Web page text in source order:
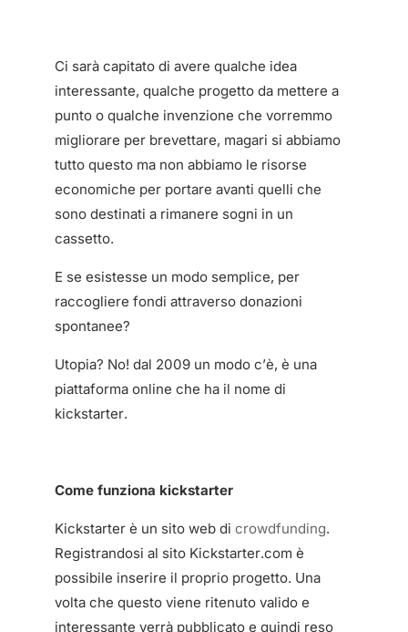
Ci sarà capitato di avere qualche idea
interessante, qualche progetto da mettere a
punto o qualche invenzione che vorremmo
migliorare per brevettare, magari si abbiamo
tutto questo ma non abbiamo le risorse
economiche per portare avanti quelli che
sono destinati a rimanere sogni in un
cassetto.
E se esistesse un modo semplice, per
raccogliere fondi attraverso donazioni
spontanee?
Utopia? No! dal 2009 un modo c’è, è una
piattaforma online che ha il nome di
kickstarter.
Come funziona kickstarter
Kickstarter è un sito web di crowdfunding.
Registrandosi al sito Kickstarter.com è
possibile inserire il proprio progetto. Una
volta che questo viene ritenuto valido e
interessante verrà pubblicato e quindi reso